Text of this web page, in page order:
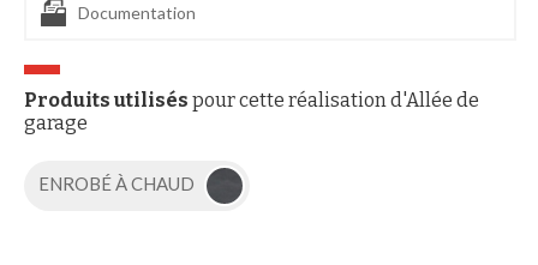
Documentation
Produits utilisés pour cette réalisation d'Allée de
garage
ENROBÉ À CHAUD